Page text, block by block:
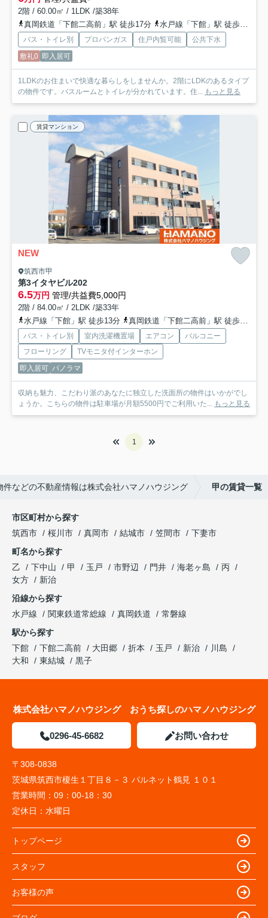
2階 / 60.00㎡ / 1LDK /築38年
真岡鉄道「下館二高前」駅 徒歩17分
水戸線「下館」駅 徒歩16分
バス・トイレ別 プロパンガス 住戸内覧可能
公共下水
敷礼0 即入居可
1LDKのお住まいで快適な暮らしをしませんか。2階にLDKのあるタイプ
の物件です。バスルームとトイレが分かれています。住... もっと見る
賃貸マンション
NEW
筑西市甲
第3イタヤビル202
6.5万円 管理/共益費5,000円
2階 / 84.00㎡ / 2LDK /築33年
水戸線「下館」駅 徒歩13分
真岡鉄道「下館二高前」駅 徒歩20分
バス・トイレ別 室内洗濯機置場 エアコン
バルコニー
フローリング
TVモニタ付インターホン
即入居可 パノラマ
収納も魅力、こだわり派のあなたに独立した洗面所の物件はいかがでし
ょうか。こちらの物件は駐車場が月額5500円でご利用いた... もっと見る
1
件などの不動産情報は株式会社ハマノハウジング 甲の賃貸一覧
市区町村から探す
筑西市
桜川市 真岡市 結城市 笠間市
下妻市
町名から探す
乙
下中山 甲 玉戸 市野辺 門井 海老ヶ島
丙
女方
新治
沿線から探す
水戸線
関東鉄道常総線 真岡鉄道
常磐線
駅から探す
下館
下館二高前 大田郷 折本 玉戸 新治
川島
大和
東結城 黒子
株式会社ハマノハウジング おうち探しのハマノハウジング
0296-45-6682 お問い合わせ
〒308-0838
茨城県筑西市榎生１丁目８－３ パルネット鶴見 １０１
営業時間： 09：00-18：30
定休日： 水曜日
トップページ
スタッフ
お客様の声